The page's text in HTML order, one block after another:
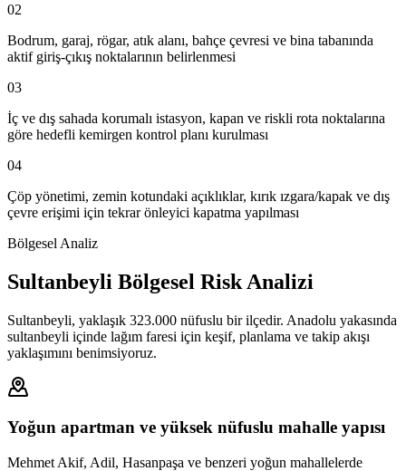
02
Bodrum, garaj, rögar, atık alanı, bahçe çevresi ve bina tabanında
aktif giriş-çıkış noktalarının belirlenmesi
03
İç ve dış sahada korumalı istasyon, kapan ve riskli rota noktalarına
göre hedefli kemirgen kontrol planı kurulması
04
Çöp yönetimi, zemin kotundaki açıklıklar, kırık ızgara/kapak ve dış
çevre erişimi için tekrar önleyici kapatma yapılması
Bölgesel Analiz
Sultanbeyli Bölgesel Risk Analizi
Sultanbeyli, yaklaşık 323.000 nüfuslu bir ilçedir. Anadolu yakasında
sultanbeyli içinde lağım faresi için keşif, planlama ve takip akışı
yaklaşımını benimsiyoruz.
Yoğun apartman ve yüksek nüfuslu mahalle yapısı
Mehmet Akif, Adil, Hasanpaşa ve benzeri yoğun mahallelerde